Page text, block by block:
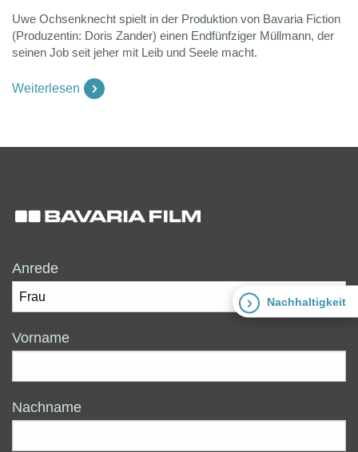
Uwe Ochsenknecht spielt in der Produktion von Bavaria Fiction
(Produzentin: Doris Zander) einen Endfünfziger Müllmann, der
seinen Job seit jeher mit Leib und Seele macht.
Weiterlesen
Nachhaltigkeit
Anrede
Vorname
Nachname